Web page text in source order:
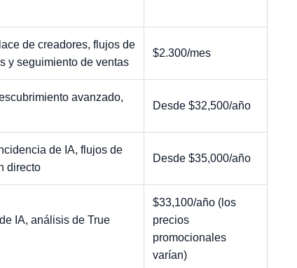
de creadores, flujos de
y seguimiento de ventas
$2.300/mes
avanzado,
Desde $32,500/año
de IA, flujos de
directo
Desde $35,000/año
IA, análisis de True
$33,100/año (los
precios
promocionales
varían)